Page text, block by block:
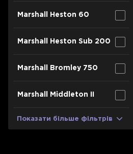
Marshall Heston 60
Marshall Heston Sub 200
Marshall Bromley 750
Marshall Middleton II
Показати більше фільтрів